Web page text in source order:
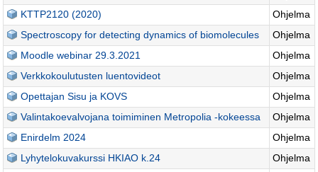
KTTP2120 (2020)
Ohjelma
Spectroscopy for detecting dynamics of biomolecules
Ohjelma
Moodle webinar 29.3.2021
Ohjelma
Verkkokoulutusten luentovideot
Ohjelma
Opettajan Sisu ja KOVS
Ohjelma
Valintakoevalvojana toimiminen Metropolia -kokeessa
Ohjelma
Enirdelm 2024
Ohjelma
Lyhytelokuvakurssi HKIAO k.24
Ohjelma